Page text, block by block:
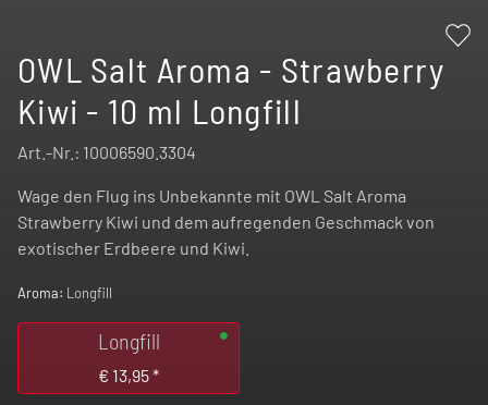
OWL Salt Aroma - Strawberry
Kiwi - 10 ml Longfill
Art.-Nr.: 10006590.3304
Wage den Flug ins Unbekannte mit OWL Salt Aroma
Strawberry Kiwi und dem aufregenden Geschmack von
exotischer Erdbeere und Kiwi.
Aroma: Longfill
Longfill
€ 13,95*